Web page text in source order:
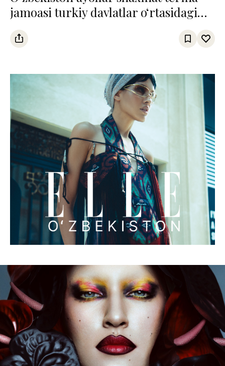
jamoasi turkiy davlatlar o‘rtasidagi
chempionatda uchinchi o‘rinni
egalladi